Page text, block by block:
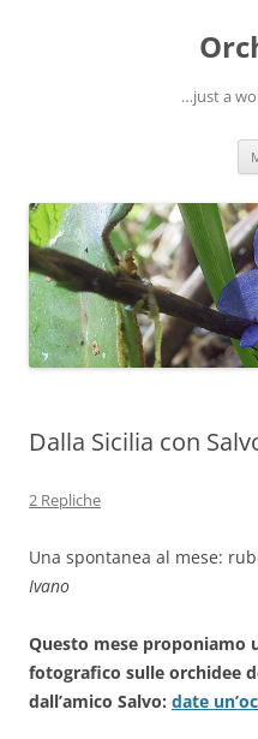
…just a
Dalla Sicilia con
2 Repliche
Una spontanea al mese:
Ivano
Questo mese proponiamo
fotografico sulle orchidee
dall’amico Salvo: date